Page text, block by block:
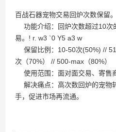
石器时代300分换普金图腾还是熬金神？
石器时代“生化”过滤段
百战石器宠物交易回炉次数保留。
功能介绍：回炉次数超过10次
易。! r. w3 `0 Y5 a3 w
保留比例：10-50次(50%) //
次（70%） // 500-max（80%）
使用范围：面对面交易、寄售
解决痛点：高次数回炉的宠物
手，促进市场再流通。